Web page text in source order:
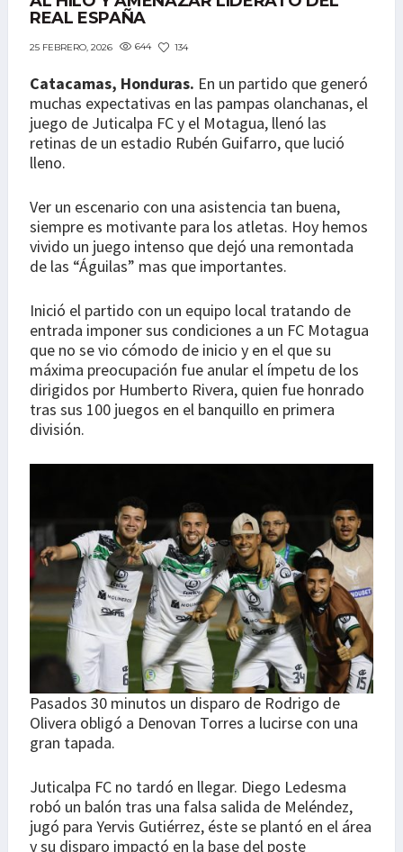
REAL ESPAÑA
25 FEBRERO, 2026 644 134
Catacamas, Honduras. En un partido que generó
muchas expectativas en las pampas olanchanas, el
juego de Juticalpa FC y el Motagua, llenó las
retinas de un estadio Rubén Guifarro, que lució
lleno.
Ver un escenario con una asistencia tan buena,
siempre es motivante para los atletas. Hoy hemos
vivido un juego intenso que dejó una remontada
de las “Águilas” mas que importantes.
Inició el partido con un equipo local tratando de
entrada imponer sus condiciones a un FC Motagua
que no se vio cómodo de inicio y en el que su
máxima preocupación fue anular el ímpetu de los
dirigidos por Humberto Rivera, quien fue honrado
tras sus 100 juegos en el banquillo en primera
división.
Pasados 30 minutos un disparo de Rodrigo de
Olivera obligó a Denovan Torres a lucirse con una
gran tapada.
Juticalpa FC no tardó en llegar. Diego Ledesma
robó un balón tras una falsa salida de Meléndez,
jugó para Yervis Gutiérrez, éste se plantó en el área
y su disparo impactó en la base del poste